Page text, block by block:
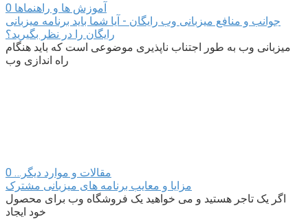
آموزش ها و راهنماها 0
جوانب و منافع میزبانی وب رایگان - آیا شما باید برنامه میزبانی
رایگان را در نظر بگیرید؟
میزبانی وب به طور اجتناب ناپذیری موضوعی است که باید هنگام
راه اندازی وب
مقالات و موارد دیگر… 0
مزایا و معایب برنامه های میزبانی مشترک
اگر یک تاجر هستید و می خواهید یک فروشگاه وب برای محصول
خود ایجاد